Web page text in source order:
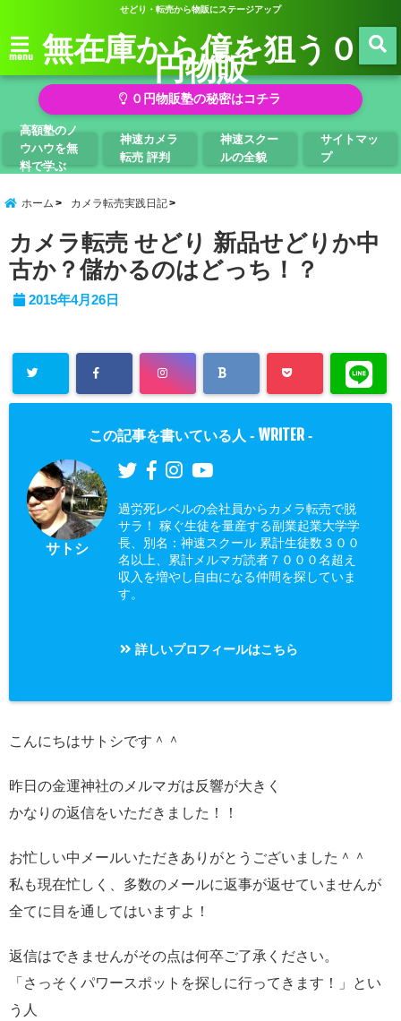
せどり・転売から物販にステージアップ
menu 無在庫から億を狙う０
円物販
０円物販塾の秘密はコチラ
高額塾のノ
ウハウを無
料で学ぶ
神速カメラ
転売 評判
神速スクー
ルの全貌
サイトマッ
プ
ホーム カメラ転売実践日記
カメラ転売 せどり 新品せどりか中
古か？儲かるのはどっち！？
2015年4月26日
この記事を書いている人 - WRITER -
サトシ
過労死レベルの会社員からカメラ転売で脱
サラ！ 稼ぐ生徒を量産する副業起業大学学
長、別名：神速スクール 累計生徒数３００
名以上、累計メルマガ読者７０００名超え
収入を増やし自由になる仲間を探していま
す。
詳しいプロフィールはこちら
こんにちはサトシです＾＾
昨日の金運神社のメルマガは反響が大きく
かなりの返信をいただきました！！
お忙しい中メールいただきありがとうございました＾＾
私も現在忙しく、多数のメールに返事が返せていませんが
全てに目を通してはいますよ！
返信はできませんがその点は何卒ご了承ください。
「さっそくパワースポットを探しに行ってきます！」とい
う人